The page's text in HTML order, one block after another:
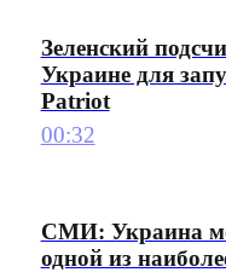
Зеленский
Украине для
Patriot
00:32
СМИ: Украина
одной из